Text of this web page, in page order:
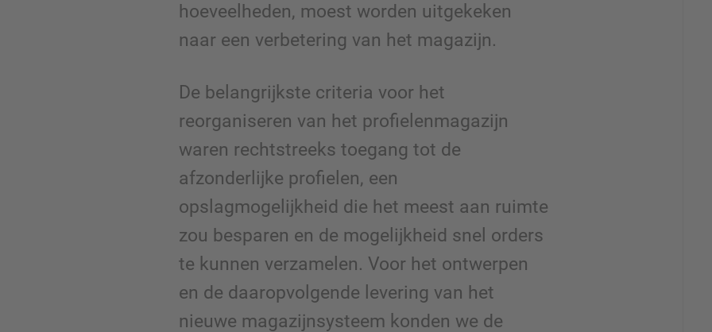
hoeveelheden, moest worden uitgekeken
naar een verbetering van het magazijn.
De belangrijkste criteria voor het
reorganiseren van het profielenmagazijn
waren rechtstreeks toegang tot de
afzonderlijke profielen, een
opslagmogelijkheid die het meest aan ruimte
zou besparen en de mogelijkheid snel orders
te kunnen verzamelen. Voor het ontwerpen
en de daaropvolgende levering van het
nieuwe magazijnsysteem konden we de